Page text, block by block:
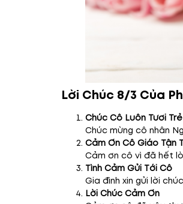
Lời Chúc 8/3 Của
Chúc Cô Luôn Tươi
Chúc mừng cô nhân
Cảm Ơn Cô Giáo Tận
Cảm ơn cô vì đã hết
Tình Cảm Gửi Tới Cô
Gia đình xin gửi lời
Lời Chúc Cảm Ơn